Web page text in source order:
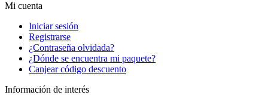
Mi cuenta
Iniciar sesión
Registrarse
¿Contraseña olvidada?
¿Dónde se encuentra mi paquete?
Canjear código descuento
Información de interés